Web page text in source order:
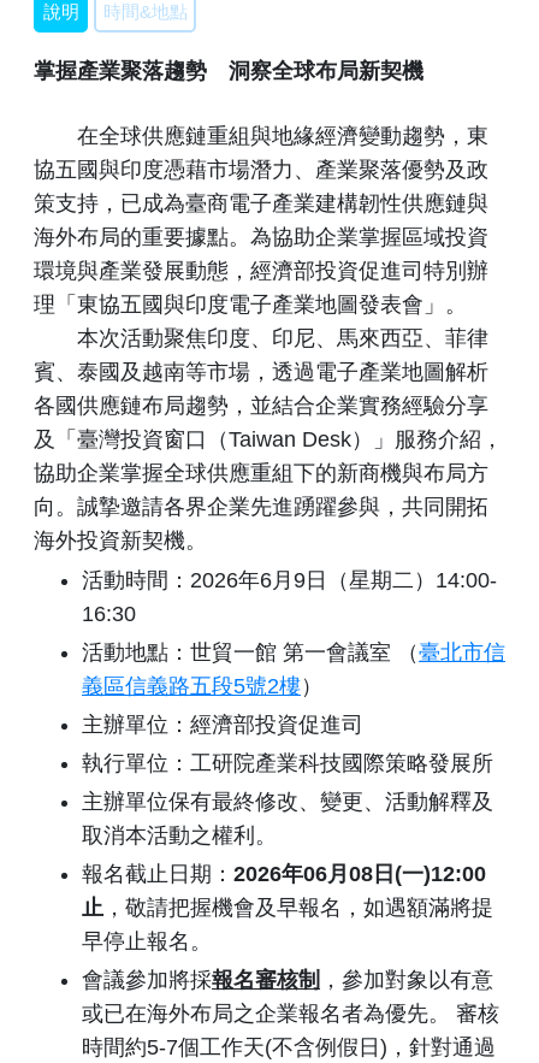
說明 時間&地點
掌握產業聚落趨勢 洞察全球布局新契機
在全球供應鏈重組與地緣經濟變動趨勢，東
協五國與印度憑藉市場潛力、產業聚落優勢及政
策支持，已成為臺商電子產業建構韌性供應鏈與
海外布局的重要據點。為協助企業掌握區域投資
環境與產業發展動態，經濟部投資促進司特別辦
理「東協五國與印度電子產業地圖發表會」。
本次活動聚焦印度、印尼、馬來西亞、菲律
賓、泰國及越南等市場，透過電子產業地圖解析
各國供應鏈布局趨勢，並結合企業實務經驗分享
及「臺灣投資窗口（Taiwan Desk）」服務介紹，
協助企業掌握全球供應重組下的新商機與布局方
向。誠摯邀請各界企業先進踴躍參與，共同開拓
海外投資新契機。
活動時間：2026年6月9日（星期二）14:00-
16:30
活動地點：世貿一館 第一會議室 （臺北市信
義區信義路五段5號2樓）
主辦單位：經濟部投資促進司
執行單位：工研院產業科技國際策略發展所
主辦單位保有最終修改、變更、活動解釋及
取消本活動之權利。
報名截止日期： 2026年06月08 日(一)12:00
止 ，敬請把握機會及早報名，如遇額滿將提
早停止報名。
會議參加將採報名審核制 ，參加對象以有意
或已在海外布局之企業報名者為優先。 審核
時間約5-7個工作天(不含例假日)，針對通過